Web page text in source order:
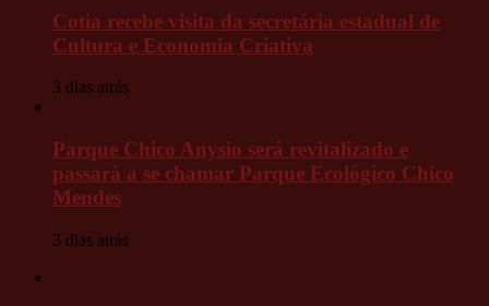
Cotia recebe visita da secretária estadual de
Cultura e Economia Criativa
3 dias atrás
Parque Chico Anysio será revitalizado e
passará a se chamar Parque Ecológico Chico
Mendes
3 dias atrás